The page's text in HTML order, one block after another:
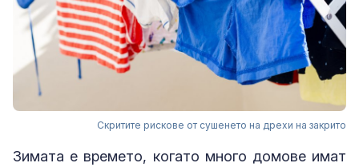
Скритите рискове от сушенето на дрехи на закрито
Зимата е времето, когато много домове имат